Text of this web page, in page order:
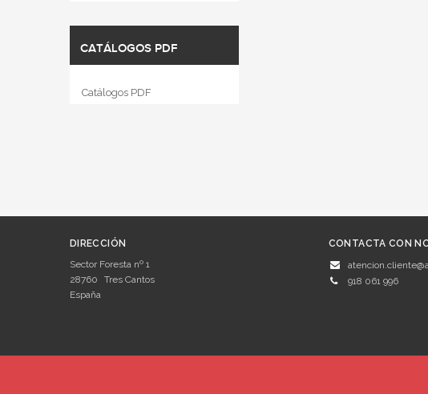
CATÁLOGOS PDF
Catálogos PDF
DIRECCIÓN
Sector Foresta nº 1
28760
Tres Cantos
España
CONTACTA CON
918 061 996